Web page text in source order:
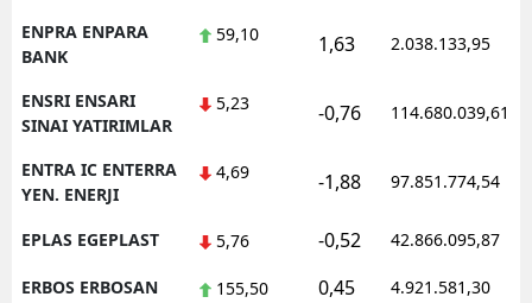
ENPRA ENPARA
BANK
59,10 1,63 2.038.133,95
ENSRI ENSARI
SINAI YATIRIMLAR
5,23 -0,76 114.680.039,61
ENTRA IC ENTERRA
YEN. ENERJI
4,69 -1,88 97.851.774,54
EPLAS EGEPLAST 5,76 -0,52 42.866.095,87
ERBOS ERBOSAN 155,50 0,45 4.921.581,30